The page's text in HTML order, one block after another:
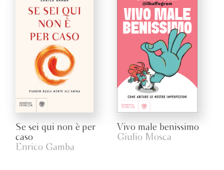
Se sei qui non è per
caso
Enrico Gamba
Vivo male benissimo
Giulio Mosca